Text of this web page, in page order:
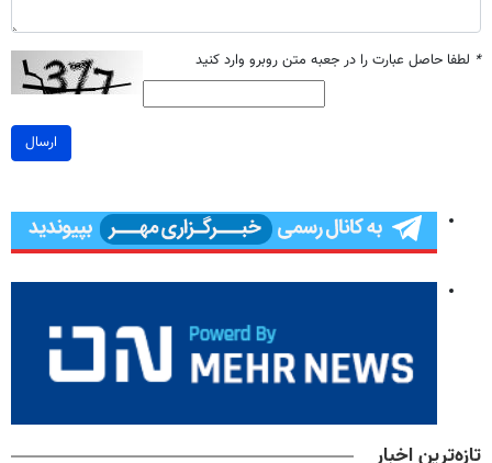
* لطفا حاصل عبارت را در جعبه متن روبرو وارد کنید
ارسال
تازه‌ترین اخبار